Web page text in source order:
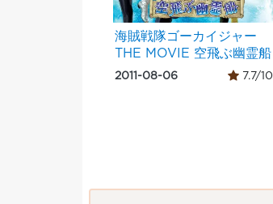
海賊戦隊ゴーカイジャー
THE MOVIE 空飛ぶ幽霊船
2011-08-06 7.7/10